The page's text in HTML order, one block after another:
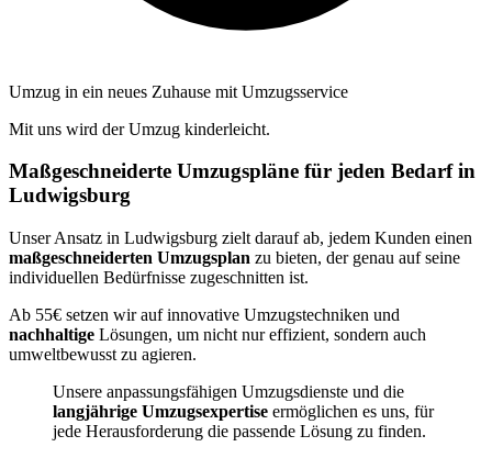
Umzug in ein neues Zuhause mit Umzugsservice
Mit uns wird der Umzug kinderleicht.
Maßgeschneiderte Umzugspläne für jeden Bedarf in
Ludwigsburg
Unser Ansatz in Ludwigsburg zielt darauf ab, jedem Kunden einen
maßgeschneiderten Umzugsplan zu bieten, der genau auf seine
individuellen Bedürfnisse zugeschnitten ist.
Ab 55€ setzen wir auf innovative Umzugstechniken und
nachhaltige Lösungen, um nicht nur effizient, sondern auch
umweltbewusst zu agieren.
Unsere anpassungsfähigen Umzugsdienste und die
langjährige Umzugsexpertise ermöglichen es uns, für
jede Herausforderung die passende Lösung zu finden.